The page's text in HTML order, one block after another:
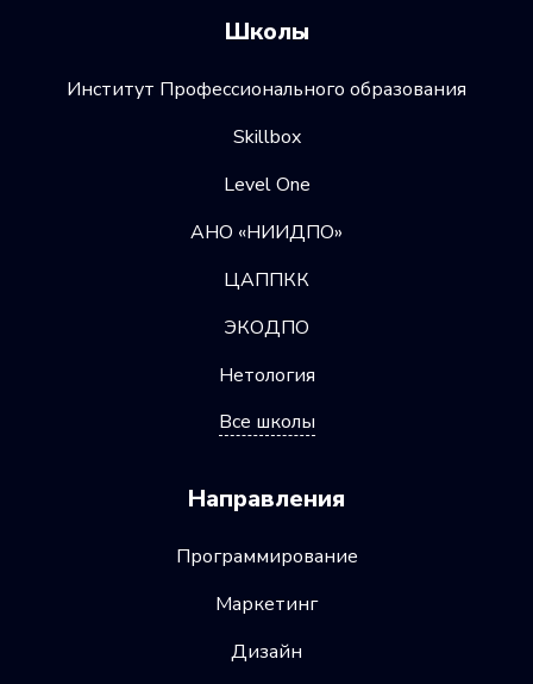
Школы
Институт Профессионального образования
Skillbox
Level One
АНО «НИИДПО»
ЦАППКК
ЭКОДПО
Нетология
Все школы
Направления
Программирование
Маркетинг
Дизайн